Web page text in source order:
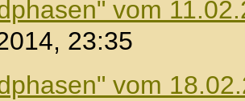
vom
23:35
vom